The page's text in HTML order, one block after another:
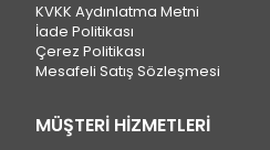
KVKK Aydınlatma Metni
İade Politikası
Çerez Politikası
Mesafeli Satış Sözleşmesi
MÜŞTERİ HİZMETLERİ